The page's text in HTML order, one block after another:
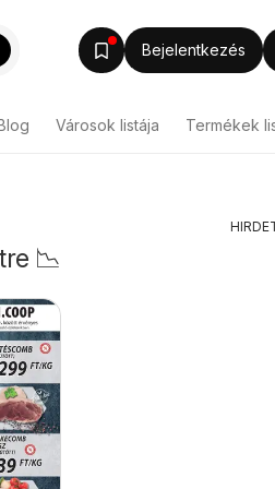
Bejelentkezés
Városok listája Termékek
📉